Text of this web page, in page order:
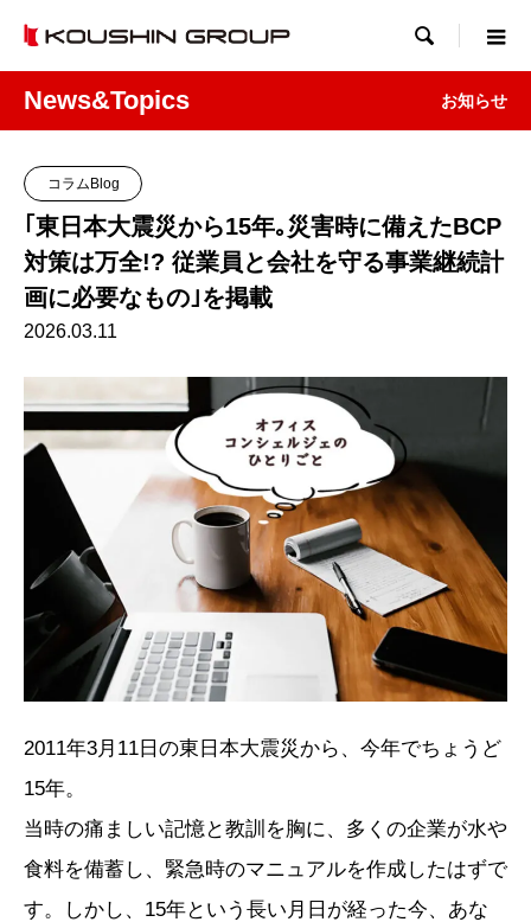

News&Topics お知らせ
コラムBlog
｢東日本大震災から15年｡災害時に備えたBCP
対策は万全!? 従業員と会社を守る事業継続計
画に必要なもの｣を掲載
2026.03.11
2011年3月11日の東日本大震災から、今年でちょうど
15年。
当時の痛ましい記憶と教訓を胸に、多くの企業が水や
食料を備蓄し、緊急時のマニュアルを作成したはずで
す。しかし、15年という長い月日が経った今、あな